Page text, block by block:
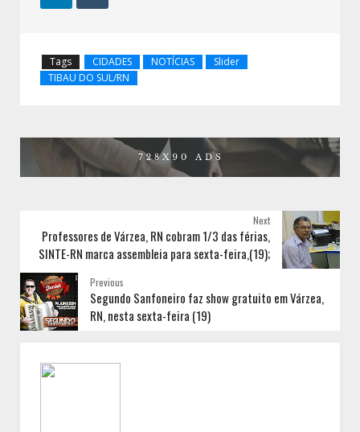
Tags CIDADES NOTÍCIAS
Slider
TIBAU DO SUL/RN
Next
Professores de Várzea, RN cobram 1/3 das férias,
SINTE-RN marca assembleia para sexta-feira,(19);
Previous
Segundo Sanfoneiro faz show gratuito em Várzea,
RN, nesta sexta-feira (19)